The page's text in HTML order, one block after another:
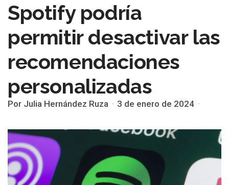
Spotify podría
permitir desactivar las
recomendaciones
personalizadas
Por Julia Hernández Ruza 3 de enero de 2024